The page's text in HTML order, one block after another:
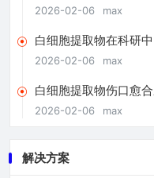
2026-02-06 max
白细胞提取物在科研
2026-02-06 max
白细胞提取物伤口愈
2026-02-06 max
解决方案